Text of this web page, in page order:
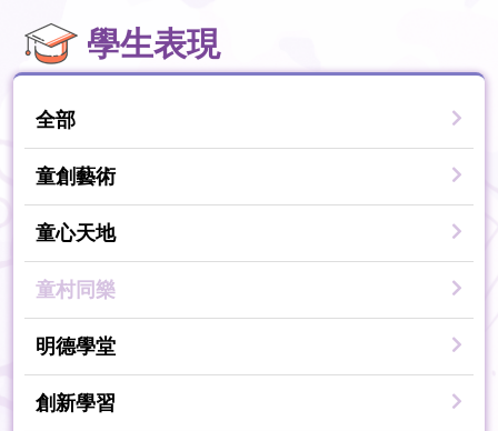
學生表現
全部
童創藝術
童心天地
童村同樂
明德學堂
創新學習